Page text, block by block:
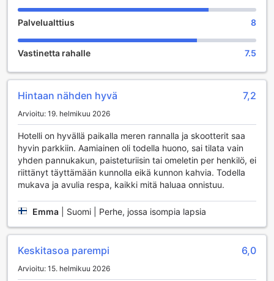
täydellinen paikka rentoutua päivän päätteeksi, nauttia
virkistäviä juomia ja tavata muita matkailijoita. Sen viihtyisä
ympäristö luo mukautuvan tunnelman, jossa voit nauttia
auringonlaskusta tai vain viettää aikaa ystävien kanssa.
matkamuistomyymälä, josta löydät ainutlaatuisia tuotteita ja
muistoja matkastasi. Olipa kyseessä paikalliset käsityöt tai
herkulliset paikalliset herkut, voit viedä kotiin palan
Thaimaata. Jos kaipaat rauhallista hetkeä, voit sukeltaa
resortin kirjastoon, joka tarjoaa rauhoittavan ympäristön
lukemiseen ja rentoutumiseen. Cha-Ba Lanta Resort &
Bungalow on täydellinen valinta, jos arvostat monipuolisia
viihdepalveluja lomasi aikana.
Urheilumahdollisuudet Cha-Ba Lanta Resort &
Bungalowissa
Cha-Ba Lanta Resort & Bungalow tarjoaa erinomaisia
urheilumahdollisuuksia, jotka tekevät lomastasi aktiivisen ja
unohtumattoman. Vieraillessasi tässä kauniissa kohteessa,
virkistäytyä kuumina päivinä. Altaan ympärillä on mukavat
Palvelualttius 8
Vastinetta rahalle 7.5
Hintaan nähden hyvä 7,2
Arvioitu: 19. helmikuu 2026
Hotelli on hyvällä paikalla meren rannalla ja skootterit saa
hyvin parkkiin. Aamiainen oli todella huono, sai tilata vain
yhden pannukakun, paisteturiisin tai omeletin per henkilö, ei
riittänyt täyttämään kunnolla eikä kunnon kahvia. Todella
mukava ja avulia respa, kaikki mitä haluaa onnistuu.
Emma Suomi | Perhe, jossa isompia lapsia
Keskitasoa parempi 6,0
Arvioitu: 15. helmikuu 2026